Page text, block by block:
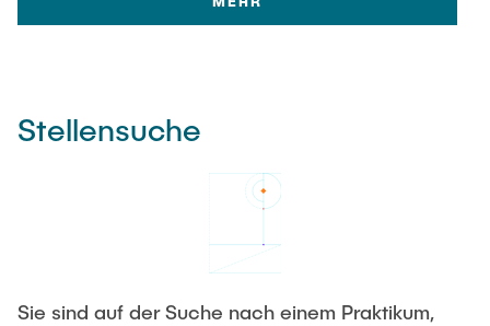
Stellensuche
Sie sind auf der Suche nach einem Praktikum,